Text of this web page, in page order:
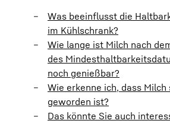
Was beeinflusst die
im Kühlschrank?
Wie lange ist Milch nach
des
noch genießbar?
Wie erkenne ich, dass Milch
geworden ist?
Das könnte Sie auch